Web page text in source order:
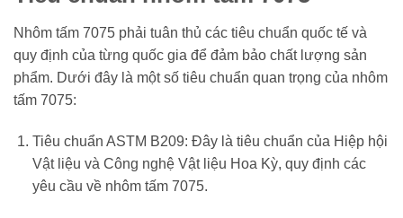
Nhôm tấm 7075 phải tuân thủ các tiêu chuẩn quốc tế và
quy định của từng quốc gia để đảm bảo chất lượng sản
phẩm. Dưới đây là một số tiêu chuẩn quan trọng của nhôm
tấm 7075:
Tiêu chuẩn ASTM B209: Đây là tiêu chuẩn của Hiệp hội
Vật liệu và Công nghệ Vật liệu Hoa Kỳ, quy định các
yêu cầu về nhôm tấm 7075.